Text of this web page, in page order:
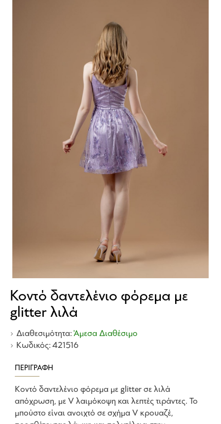
Κοντό δαντελένιο φόρεμα με
glitter λιλά
Διαθεσιμότητα: Άμεσα Διαθέσιμο
Κωδικός: 421516
ΠΕΡΙΓΡΑΦΉ
Κοντό δαντελένιο φόρεμα με glitter σε λιλά
απόχρωση, με V λαιμόκοψη και λεπτές τιράντες. Το
μπούστο είναι ανοιχτό σε σχήμα V κρουαζέ,